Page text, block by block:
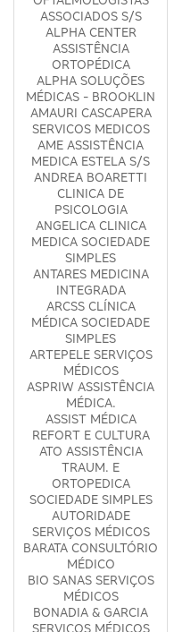
ASSOCIADOS S/S
ALPHA CENTER
ASSISTÊNCIA
ORTOPÉDICA
ALPHA SOLUÇÕES
MÉDICAS - BROOKLIN
AMAURI CASCAPERA
SERVICOS MEDICOS
AME ASSISTÊNCIA
MEDICA ESTELA S/S
ANDREA BOARETTI
CLINICA DE
PSICOLOGIA
ANGELICA CLINICA
MEDICA SOCIEDADE
SIMPLES
ANTARES MEDICINA
INTEGRADA
ARCSS CLÍNICA
MÉDICA SOCIEDADE
SIMPLES
ARTEPELE SERVIÇOS
MÉDICOS
ASPRIW ASSISTÊNCIA
MÉDICA.
ASSIST MÉDICA
REFORT E CULTURA
ATO ASSISTÊNCIA
TRAUM. E
ORTOPEDICA
SOCIEDADE SIMPLES
AUTORIDADE
SERVIÇOS MÉDICOS
BARATA CONSULTÓRIO
MÉDICO
BIO SANAS SERVIÇOS
MÉDICOS
BONADIA & GARCIA
SERVIÇOS MÉDICOS